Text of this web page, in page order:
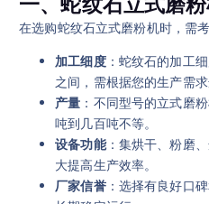
在选购蛇纹石立式磨粉机时，需
加工细度：蛇纹石的加工
之间，需根据您的生产需求
产量 ：不同型号的立式磨
吨到几百吨不等。
设备功能：集烘干、粉磨
大提高生产效率。
厂家信誉：选择有良好口